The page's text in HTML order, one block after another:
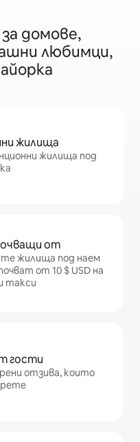
домове,
любимци,
жилища
жилища под
от
жилища под наем
от 10 $ USD на
такси
гости
отзива, които